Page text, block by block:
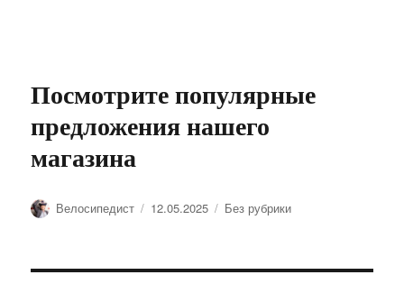
Посмотрите популярные
предложения нашего
магазина
Автор
Велосипедист Опубликовано
12.05.2025 Рубрики
Без рубрики